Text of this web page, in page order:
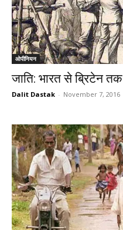
ओपीनियन
जाति: भारत से ब्रिटेन तक
Dalit Dastak - November 7, 2016